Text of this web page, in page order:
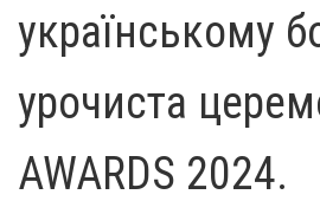
українському
урочиста
AWARDS 2024.